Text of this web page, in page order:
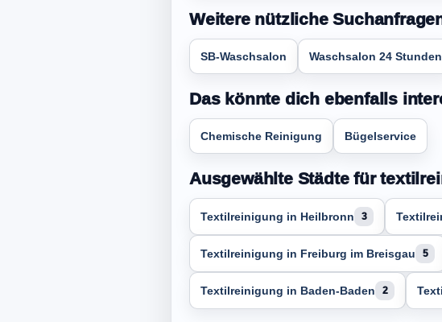
Weitere nützliche
SB-Waschsalon Waschsalon 24 Stunden
Das könnte dich ebenfalls
Chemische Reinigung Bügelservice
Ausgewählte Städte für
Textilreinigung in Heilbronn 3
Textilreinigung in Freiburg im Breisgau 5
Textilreinigung in Baden-Baden 2